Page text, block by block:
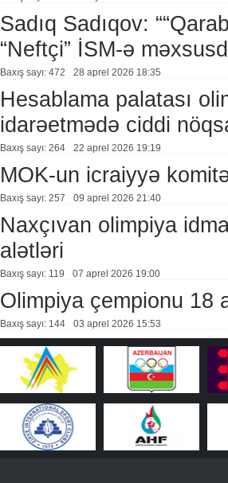
Sadıq Sadıqov:
“Neftçi” İSM-ə
Baxış sayı: 472 28 aprel 2026 18:35
Hesablama palatası
idarəetmədə ciddi
Baxış sayı: 264 22 aprel 2026 19:19
MOK-un icraiyyə
Baxış sayı: 257 09 aprel 2026 21:40
Naxçıvan olimpiya
alətləri
Baxış sayı: 119 07 aprel 2026 19:00
Olimpiya çempionu 18
Baxış sayı: 144 03 aprel 2026 15:53